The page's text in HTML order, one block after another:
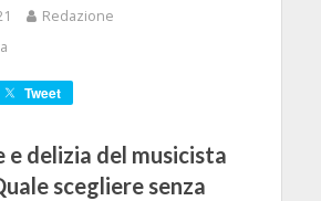
Redazione
Tweet
e delizia del musicista
scegliere senza